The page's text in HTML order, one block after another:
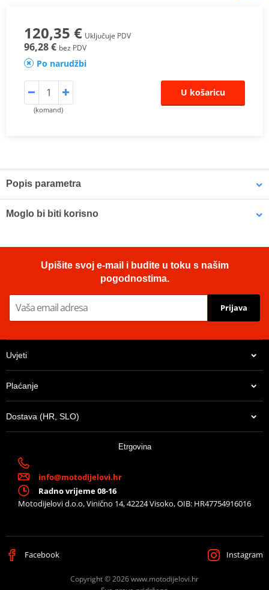
120,35 € Uključuje PDV
96,28 € bez PDV
Po narudžbi
(komand)
U košaricu
Popis parametra
Proizvođač
Original number of
chain links
links
134
Original number of
teeth
Lanac
428 SROZ
Connecting link of
Clip type SKJ
Moglo bi biti korisno
U centralnom skladištu
Upišite svoj e-mail i budite u toku s našim
pogodnostima.
Prijava
Uvjeti
Plaćanje
Dostava (HR, SLO)
Etrgovina
info@motodijelovi.hr
Radno vrijeme 08-16
Motodijelovi d.o.o, Vinično 14, 42224 Visoko, OIB: HR47754916016
Facebook Instagram
Copyright © 2026 www.motodijelovi.hr